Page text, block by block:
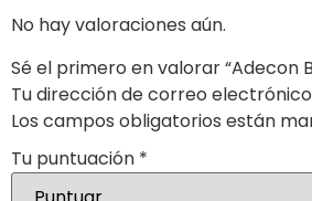
No hay valoraciones aún.
Sé el primero en valorar “Adecon
Tu dirección de correo
Los campos obligatorios están
Tu puntuación *